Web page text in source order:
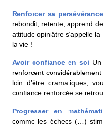
cantine@apeee-bxl1-
BE10 3100 9205 4504
Casiers
+32 (0)2 373 87 68
casiers@apeee-bxl1-
Renforcer sa persévérance
rebondit, retente, apprend
attitude opiniâtre s’appelle
la vie !
Avoir confiance en soi
renforcent
loin d’être dramatiques,
confiance renforcée se
Progresser en
comme les échecs (…)